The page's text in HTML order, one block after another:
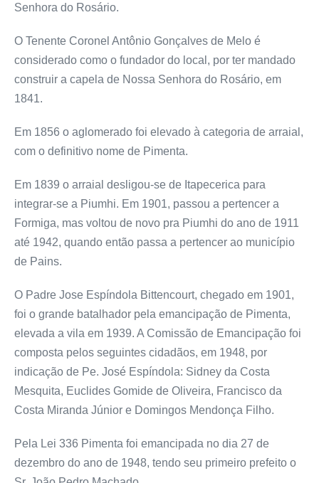
Senhora do Rosário.
O Tenente Coronel Antônio Gonçalves de Melo é
considerado como o fundador do local, por ter mandado
construir a capela de Nossa Senhora do Rosário, em
1841.
Em 1856 o aglomerado foi elevado à categoria de arraial,
com o definitivo nome de Pimenta.
Em 1839 o arraial desligou-se de Itapecerica para
integrar-se a Piumhi. Em 1901, passou a pertencer a
Formiga, mas voltou de novo pra Piumhi do ano de 1911
até 1942, quando então passa a pertencer ao município
de Pains.
O Padre Jose Espíndola Bittencourt, chegado em 1901,
foi o grande batalhador pela emancipação de Pimenta,
elevada a vila em 1939. A Comissão de Emancipação foi
composta pelos seguintes cidadãos, em 1948, por
indicação de Pe. José Espíndola: Sidney da Costa
Mesquita, Euclides Gomide de Oliveira, Francisco da
Costa Miranda Júnior e Domingos Mendonça Filho.
Pela Lei 336 Pimenta foi emancipada no dia 27 de
dezembro do ano de 1948, tendo seu primeiro prefeito o